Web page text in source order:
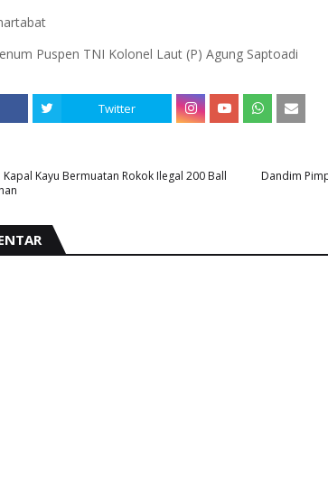
Puspen TNI Kolonel Laut (P) Agung Saptoadi
Twitter
Dandim
Kapal Kayu Bermuatan Rokok Ilegal 200 Ball